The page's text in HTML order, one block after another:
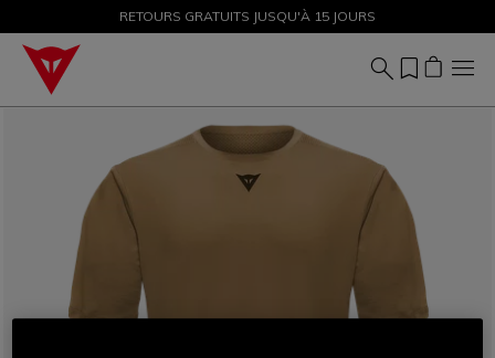
PROMOTIONS JUSQU'À-50 % – ACHETEZ MAINTENANT
RETOURS GRATUITS JUSQU'À 15 JOURS